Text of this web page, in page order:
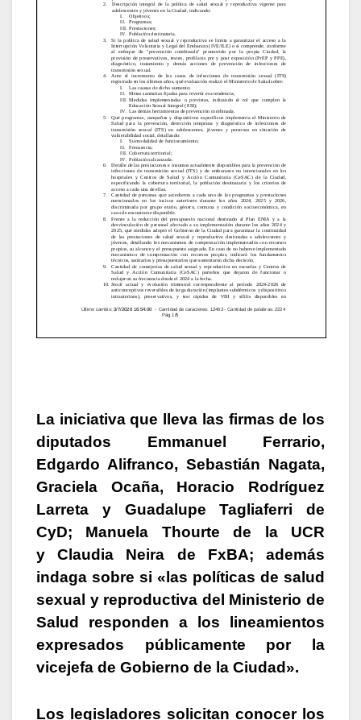
La iniciativa que lleva las firmas de los
diputados Emmanuel Ferrario,
Edgardo Alifranco, Sebastián Nagata,
Graciela Ocaña, Horacio Rodríguez
Larreta y Guadalupe Tagliaferri de
CyD; Manuela Thourte de la UCR
y Claudia Neira de FxBA; además
indaga sobre si «las políticas de salud
sexual y reproductiva del Ministerio de
Salud responden a los lineamientos
expresados públicamente por la
vicejefa de Gobierno de la Ciudad».
Los legisladores solicitan conocer los